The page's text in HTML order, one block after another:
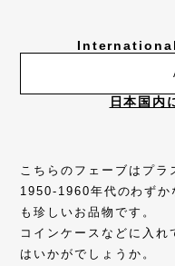
日本国内
こちらのフェーブはプラ
1950-1960年代のわずか
も珍しいお品物です。
コインケースなどに入れ
はいかがでしょうか。